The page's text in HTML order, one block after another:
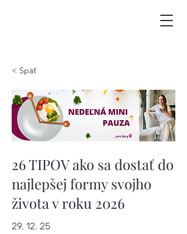
< Späť
26 TIPOV ako sa dostať do
najlepšej formy svojho
života v roku 2026
29. 12. 25